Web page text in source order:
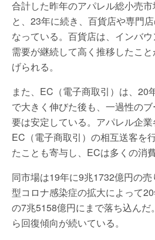
合計した昨年のアパレル総小売
と、23年に続き、百貨店や専門
なっている。百貨店は、インバウ
需要が継続して高く推移したこ
げられる。
また、EC（電子商取引）は、20
で大きく伸びた後も、一過性の
要は安定している。アパレル企
EC（電子商取引）の相互送客を
たことも寄与し、ECは多くの消
同市場は19年に9兆1732億円の
型コロナ感染症の拡大によって
の7兆5158億円にまで落ち込ん
ら回復傾向が続いている。